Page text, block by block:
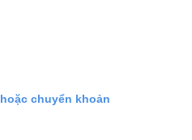
chuyển khoản